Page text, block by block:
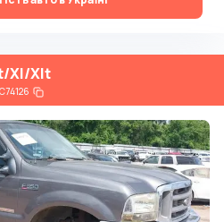
Xl/Xlt